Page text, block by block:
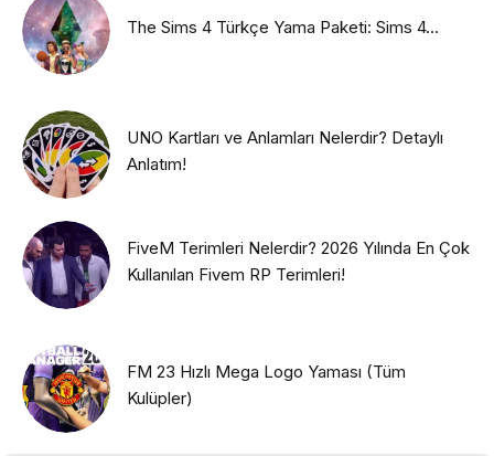
The Sims 4 Türkçe Yama Paketi: Sims 4...
UNO Kartları ve Anlamları Nelerdir? Detaylı
Anlatım!
FiveM Terimleri Nelerdir? 2026 Yılında En Çok
Kullanılan Fivem RP Terimleri!
FM 23 Hızlı Mega Logo Yaması (Tüm
Kulüpler)